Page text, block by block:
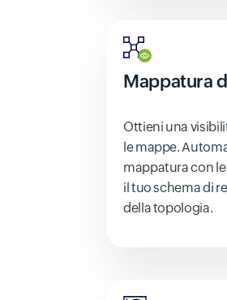
Mappatura
Ottieni una
le mappe.
mappatura con le
il tuo schema di
della topologia.